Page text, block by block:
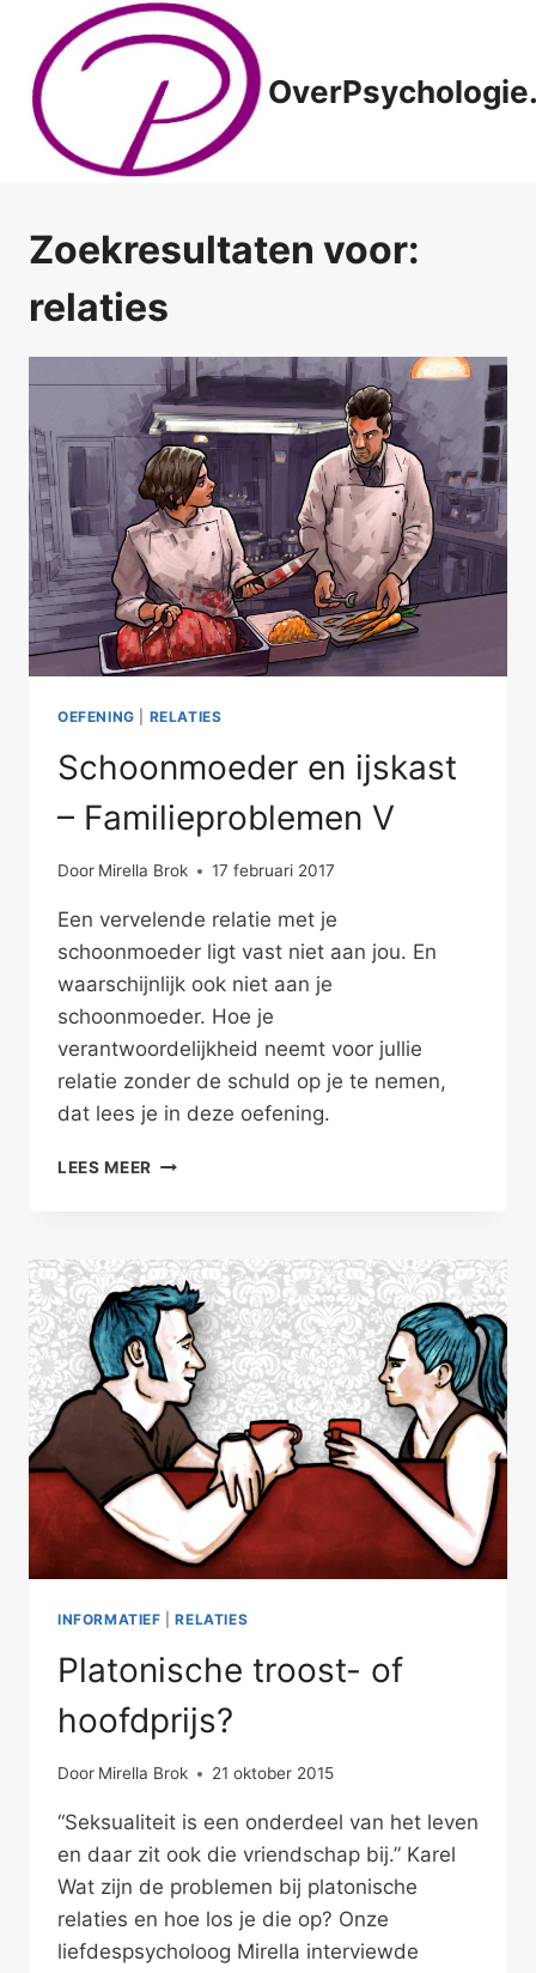
Doorgaan
inhoud
Zoekresultaten voor:
relaties
OEFENING RELATIES
Schoonmoeder en ijskast
– Familieproblemen V
Door Mirella Brok 17 februari 2017
Een vervelende relatie met je
schoonmoeder ligt vast niet aan jou. En
waarschijnlijk ook niet aan je
schoonmoeder. Hoe je
verantwoordelijkheid neemt voor jullie
relatie zonder de schuld op je te nemen,
dat lees je in deze oefening.
LEES MEER SCHOONMOEDER
FAMILIEPROBLEMEN
V
INFORMATIEF |RELATIES
Platonische troost- of
hoofdprijs?
Door Mirella Brok 21 oktober 2015
“Seksualiteit is een onderdeel van het leven
en daar zit ook die vriendschap bij.” Karel
Wat zijn de problemen bij platonische
relaties en hoe los je die op? Onze
liefdespsycholoog Mirella interviewde